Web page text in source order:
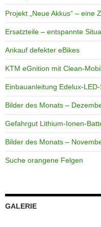
Projekt „Neue Akkus“ – eine
Ersatzteile – entspannte
Ankauf defekter eBikes
KTM eGnition mit Clean-
Einbauanleitung Edelux-
Bilder des Monats –
Gefahrgut Lithium-Ionen-
Bilder des Monats –
Suche orangene Felgen
GALERIE